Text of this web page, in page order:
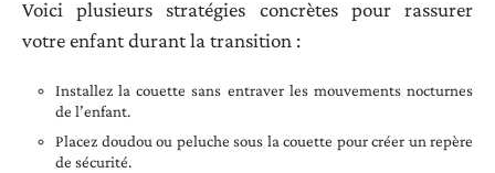
Voici plusieurs stratégies concrètes pour rassurer
votre enfant durant la transition :
Installez la couette sans entraver les mouvements nocturnes
de l’enfant.
Placez doudou ou peluche sous la couette pour créer un repère
de sécurité.